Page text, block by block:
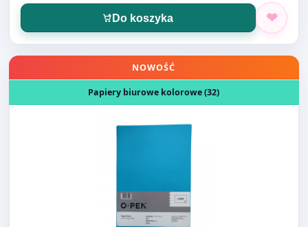
Otwórz produkt: PAPIER O.PEN A4 80G NIEBIESKI
NOWOŚĆ
Papiery biurowe kolorowe (32)
PAPIER O.PEN A4 80G NIEBIESKI